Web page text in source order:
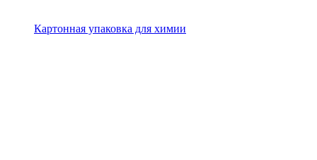
Картонная упаковка для химии